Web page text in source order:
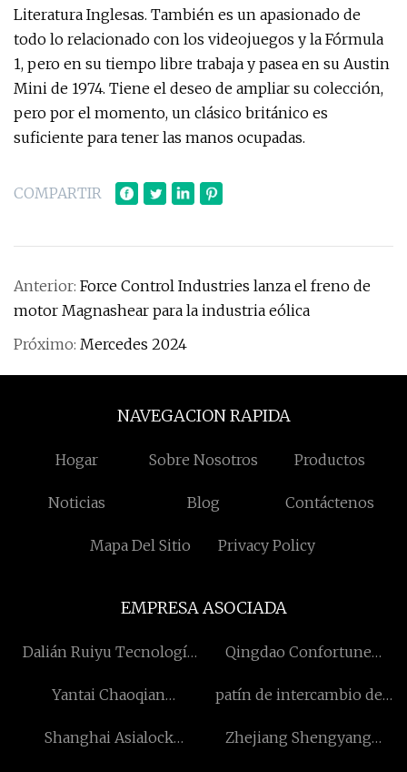
Literatura Inglesas. También es un apasionado de
todo lo relacionado con los videojuegos y la Fórmula
1, pero en su tiempo libre trabaja y pasea en su Austin
Mini de 1974. Tiene el deseo de ampliar su colección,
pero por el momento, un clásico británico es
suficiente para tener las manos ocupadas.
COMPARTIR
Anterior: Force Control Industries lanza el freno de
motor Magnashear para la industria eólica
Próximo: Mercedes 2024
NAVEGACION RAPIDA
Hogar Sobre Nosotros Productos
Noticias Blog Contáctenos
Mapa Del Sitio Privacy Policy
EMPRESA ASOCIADA
Dalián Ruiyu Tecnología
Qingdao Confortune
Yantai Chaoqian
patín de intercambio de
Shanghai Asialock
Zhejiang Shengyang